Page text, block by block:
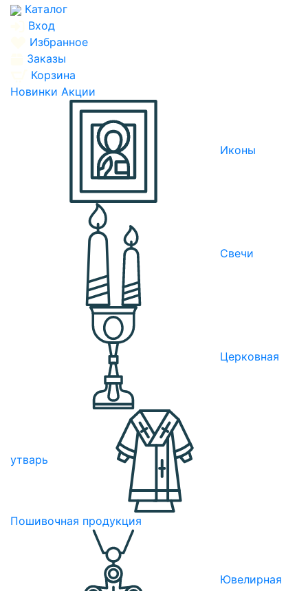
Каталог
Вход
Избранное
Заказы
Корзина
Новинки Акции
Иконы
Свечи
Церковная
утварь
Пошивочная продукция
Ювелирная